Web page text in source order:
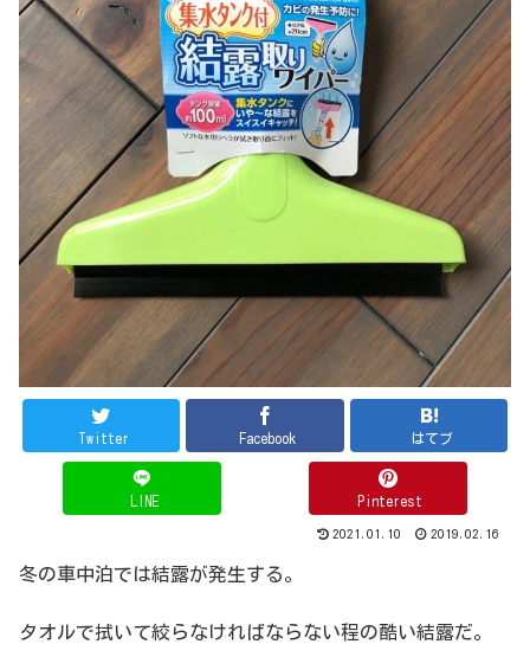
Twitter Facebook はてブ
LINE Pinterest
2021.01.10 2019.02.16
冬の車中泊では結露が発生する。
タオルで拭いて絞らなければならない程の酷い結露だ。